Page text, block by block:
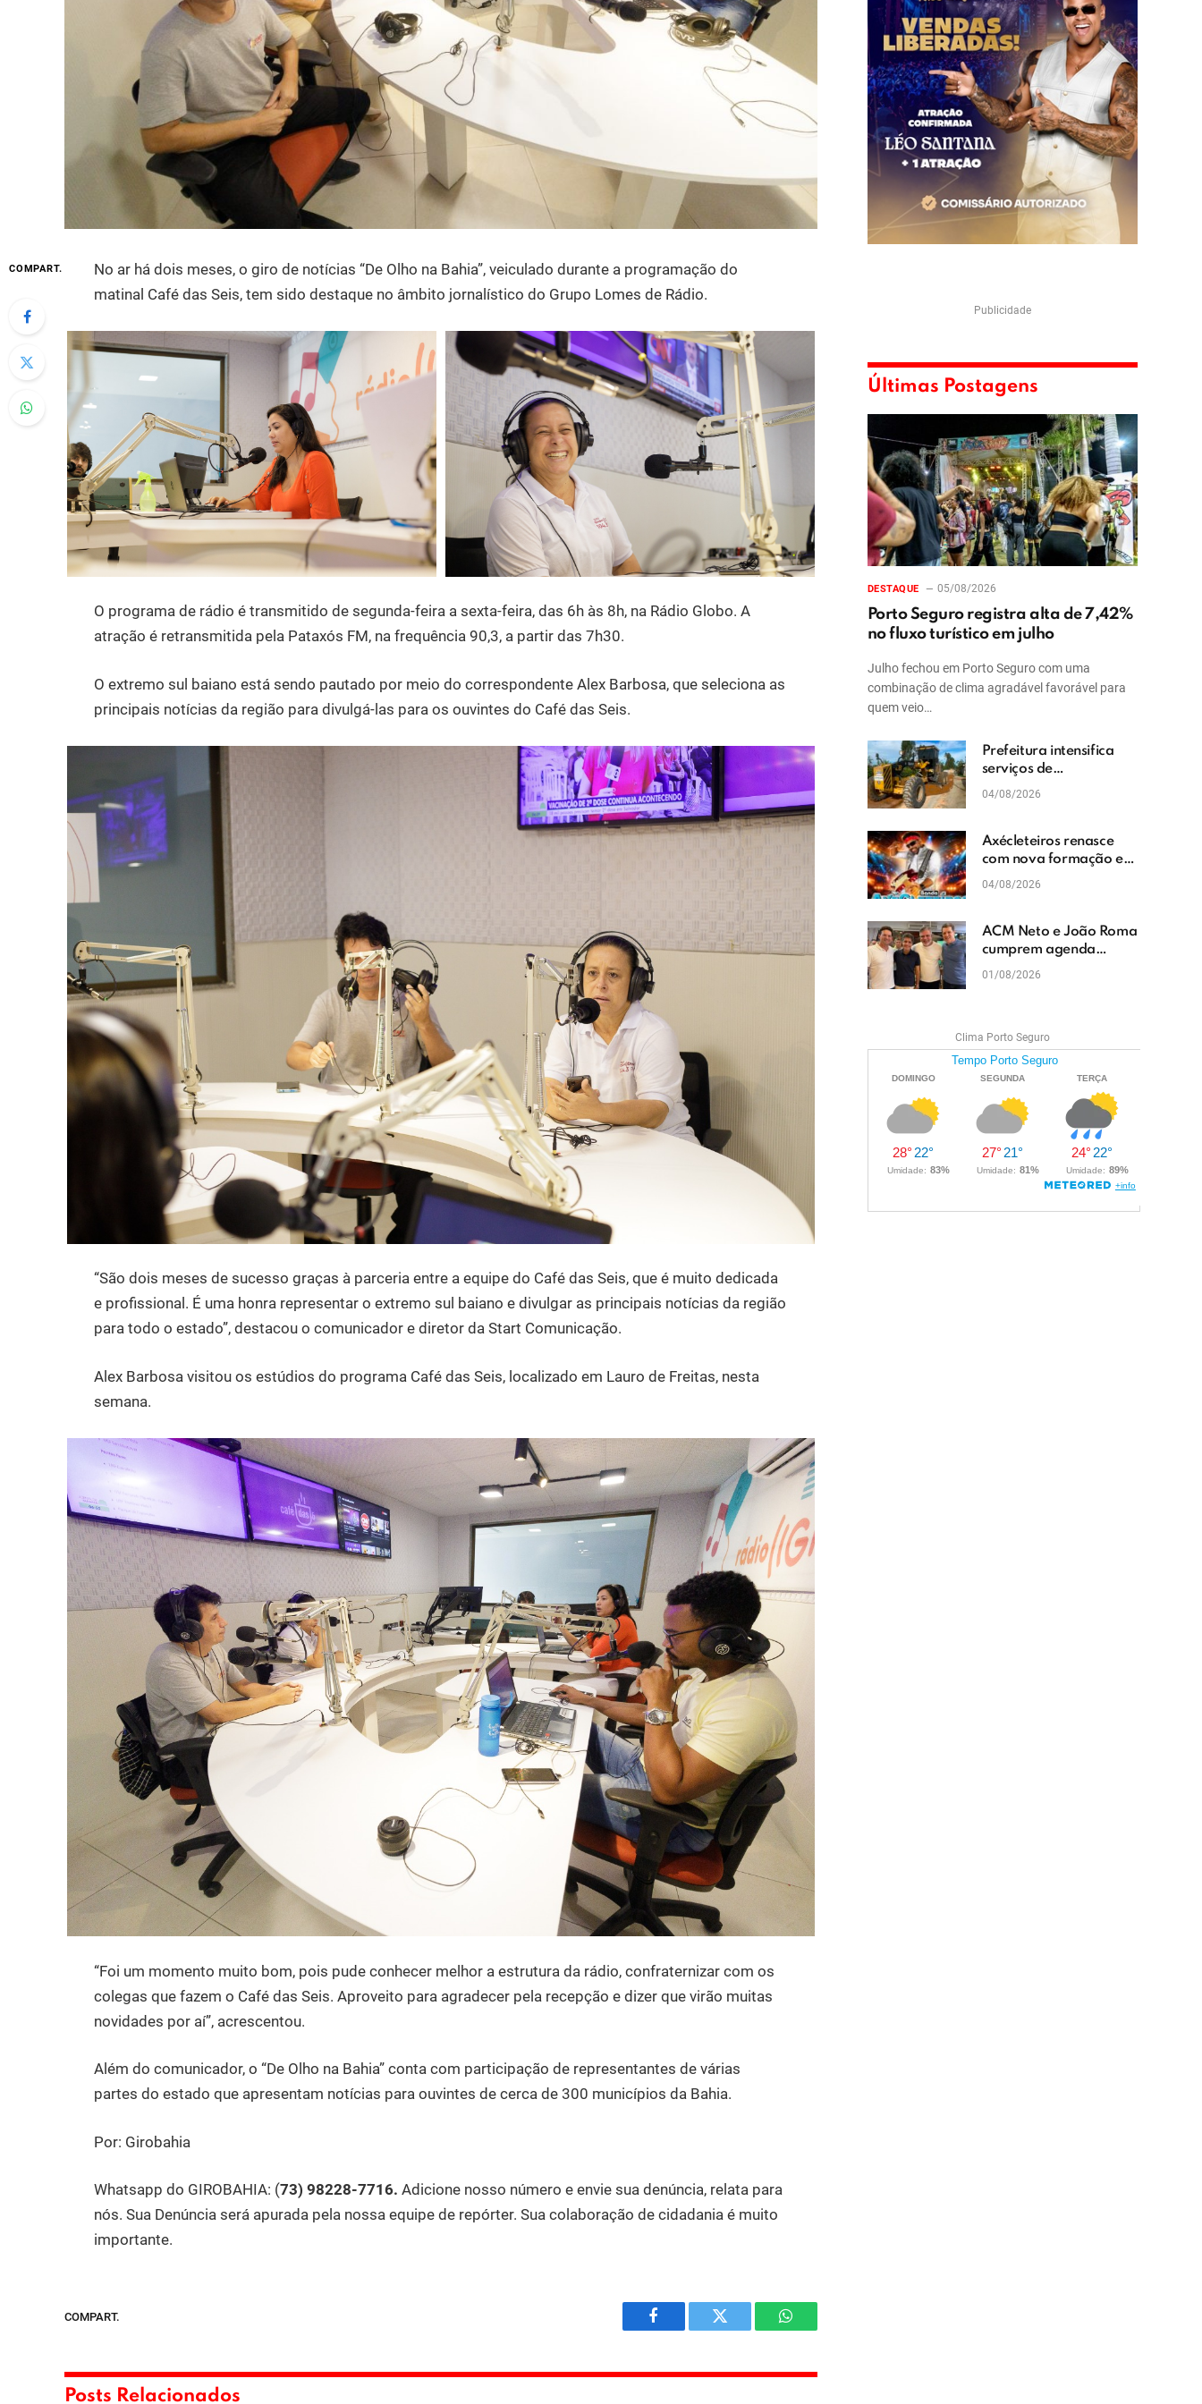
COMPART.
No ar há dois meses, o giro de notícias “De Olho na Bahia”, veiculado durante a programação do
matinal Café das Seis, tem sido destaque no âmbito jornalístico do Grupo Lomes de Rádio.
O programa de rádio é transmitido de segunda-feira a sexta-feira, das 6h às 8h, na Rádio Globo. A
atração é retransmitida pela Pataxós FM, na frequência 90,3, a partir das 7h30.
O extremo sul baiano está sendo pautado por meio do correspondente Alex Barbosa, que seleciona as
principais notícias da região para divulgá-las para os ouvintes do Café das Seis.
“São dois meses de sucesso graças à parceria entre a equipe do Café das Seis, que é muito dedicada
e profissional. É uma honra representar o extremo sul baiano e divulgar as principais notícias da região
para todo o estado”, destacou o comunicador e diretor da Start Comunicação.
Alex Barbosa visitou os estúdios do programa Café das Seis, localizado em Lauro de Freitas, nesta
semana.
“Foi um momento muito bom, pois pude conhecer melhor a estrutura da rádio, confraternizar com os
colegas que fazem o Café das Seis. Aproveito para agradecer pela recepção e dizer que virão muitas
novidades por aí”, acrescentou.
Além do comunicador, o “De Olho na Bahia” conta com participação de representantes de várias
partes do estado que apresentam notícias para ouvintes de cerca de 300 municípios da Bahia.
Por: Girobahia
Whatsapp do GIROBAHIA: (73) 98228-7716.Adicione nosso número e envie sua denúncia, relata para
nós. Sua Denúncia será apurada pela nossa equipe de repórter. Sua colaboração de cidadania é muito
importante.
COMPART.
Facebook Twitter WhatsApp
Posts Relacionados
Publicidade
Últimas Postagens
DESTAQUE 05/08/2026
Porto Seguro registra alta de 7,42%
no fluxo turístico em julho
Julho fechou em Porto Seguro com uma
combinação de clima agradável favorável para
quem veio…
Prefeitura intensifica
serviços de
patrolamento e
04/08/2026
Axécleteiros renasce
com nova formação e
promete agitar os
04/08/2026
ACM Neto e João Roma
cumprem agenda
política em Teixeira de
01/08/2026
Clima Porto Seguro